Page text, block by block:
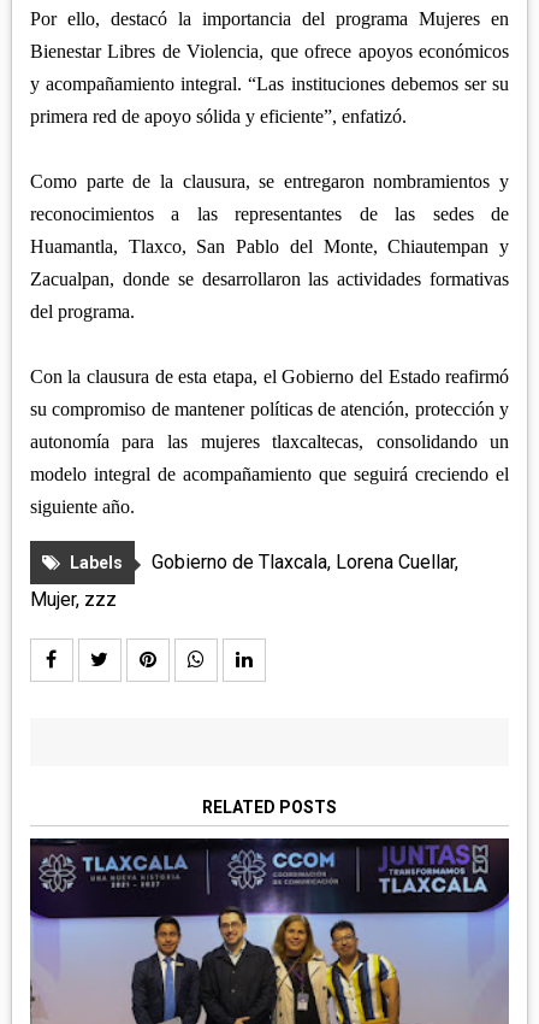
Por ello, destacó la importancia del programa Mujeres en
Bienestar Libres de Violencia, que ofrece apoyos económicos
y acompañamiento integral. “Las instituciones debemos ser su
primera red de apoyo sólida y eficiente”, enfatizó.
Como parte de la clausura, se entregaron nombramientos y
reconocimientos a las representantes de las sedes de
Huamantla, Tlaxco, San Pablo del Monte, Chiautempan y
Zacualpan, donde se desarrollaron las actividades formativas
del programa.
Con la clausura de esta etapa, el Gobierno del Estado reafirmó
su compromiso de mantener políticas de atención, protección y
autonomía para las mujeres tlaxcaltecas, consolidando un
modelo integral de acompañamiento que seguirá creciendo el
siguiente año.
Labels Gobierno de Tlaxcala, Lorena Cuellar,
Mujer, zzz
RELATED POSTS